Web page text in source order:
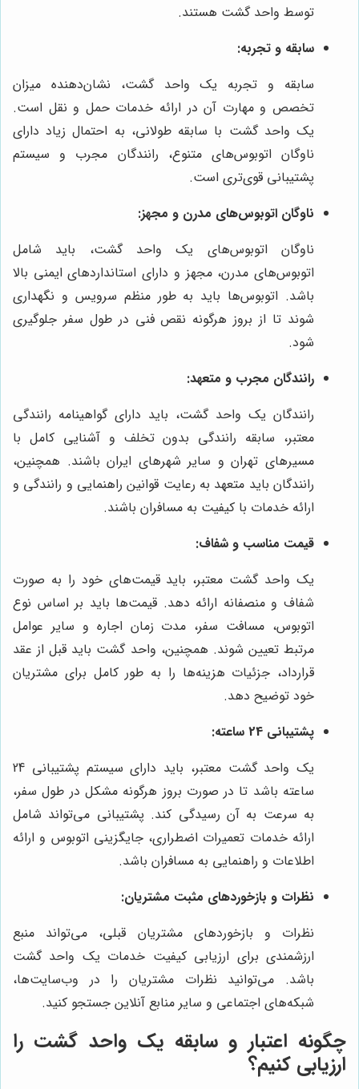
توسط واحد گشت هستند.
سابقه و تجربه:
سابقه و تجربه یک واحد گشت، نشان‌دهنده میزان
تخصص و مهارت آن در ارائه خدمات حمل و نقل است.
یک واحد گشت با سابقه طولانی، به احتمال زیاد دارای
ناوگان اتوبوس‌های متنوع، رانندگان مجرب و سیستم
پشتیبانی قوی‌تری است.
ناوگان اتوبوس‌های مدرن و مجهز:
ناوگان اتوبوس‌های یک واحد گشت، باید شامل
اتوبوس‌های مدرن، مجهز و دارای استانداردهای ایمنی بالا
باشد. اتوبوس‌ها باید به طور منظم سرویس و نگهداری
شوند تا از بروز هرگونه نقص فنی در طول سفر جلوگیری
شود.
رانندگان مجرب و متعهد:
رانندگان یک واحد گشت، باید دارای گواهینامه رانندگی
معتبر، سابقه رانندگی بدون تخلف و آشنایی کامل با
مسیرهای تهران و سایر شهرهای ایران باشند. همچنین،
رانندگان باید متعهد به رعایت قوانین راهنمایی و رانندگی و
ارائه خدمات با کیفیت به مسافران باشند.
قیمت مناسب و شفاف:
یک واحد گشت معتبر، باید قیمت‌های خود را به صورت
شفاف و منصفانه ارائه دهد. قیمت‌ها باید بر اساس نوع
اتوبوس، مسافت سفر، مدت زمان اجاره و سایر عوامل
مرتبط تعیین شوند. همچنین، واحد گشت باید قبل از عقد
قرارداد، جزئیات هزینه‌ها را به طور کامل برای مشتریان
خود توضیح دهد.
پشتیبانی 24 ساعته:
یک واحد گشت معتبر، باید دارای سیستم پشتیبانی 24
ساعته باشد تا در صورت بروز هرگونه مشکل در طول سفر،
به سرعت به آن رسیدگی کند. پشتیبانی می‌تواند شامل
ارائه خدمات تعمیرات اضطراری، جایگزینی اتوبوس و ارائه
اطلاعات و راهنمایی به مسافران باشد.
نظرات و بازخوردهای مثبت مشتریان:
نظرات و بازخوردهای مشتریان قبلی، می‌تواند منبع
ارزشمندی برای ارزیابی کیفیت خدمات یک واحد گشت
باشد. می‌توانید نظرات مشتریان را در وب‌سایت‌ها،
شبکه‌های اجتماعی و سایر منابع آنلاین جستجو کنید.
چگونه اعتبار و سابقه یک واحد گشت را
ارزیابی کنیم؟